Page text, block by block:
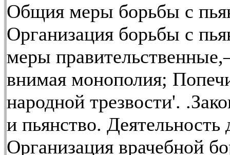
Общия меры борьбы с
Организация борьбы с
меры
внимая монополия;
народной трезвости'.
и пьянство. Деятельность
Организация врачебной